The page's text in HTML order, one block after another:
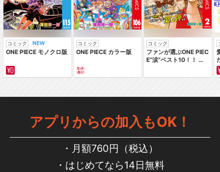
コミック
ONE PIECE モノクロ版
コミック
ONE PIECE カラー版
コミック
ファンが選ぶONE PIEC
E“涙”ベスト10！！ ～
編～ カラー版
アプリからの加入もOK！
月額760円（税込）
はじめてなら14日無料